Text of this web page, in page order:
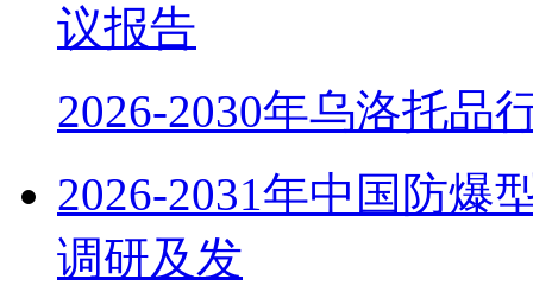
议报告
2026-2030年乌洛托品
2026-2031年中国防爆
调研及发